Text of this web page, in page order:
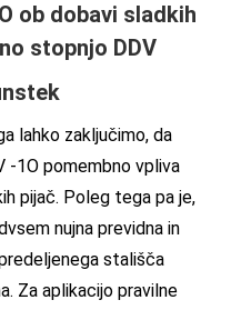
ob dobavi sladkih
stopnjo DDV
lahko zaključimo, da
-1O pomembno vpliva
pijač. Poleg tega pa je,
nujna previdna in
stališča
Za aplikacijo pravilne